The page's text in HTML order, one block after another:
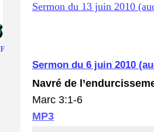
Sermon du 13 juin 2010
Sermon du 6 juin 2010
Navré de
Marc 3:1-6
MP3